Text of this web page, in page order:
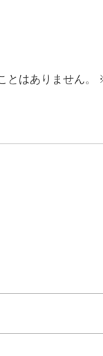
とはありません。